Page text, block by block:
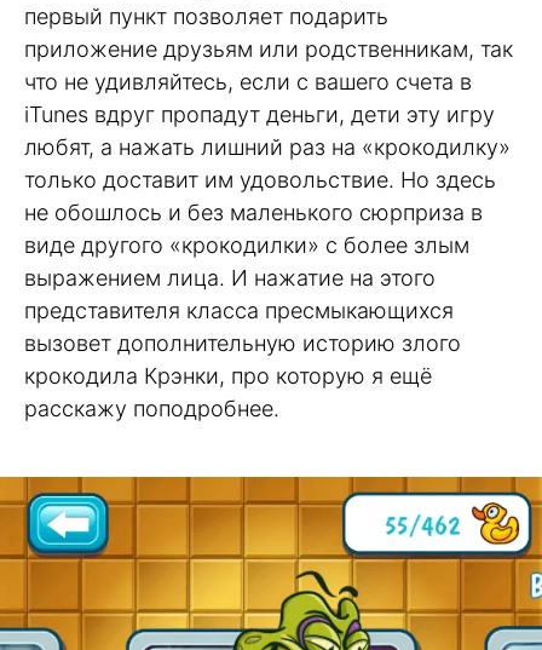
первый пункт позволяет подарить
приложение друзьям или родственникам, так
что не удивляйтесь, если с вашего счета в
iTunes вдруг пропадут деньги, дети эту игру
любят, а нажать лишний раз на «крокодилку»
только доставит им удовольствие. Но здесь
не обошлось и без маленького сюрприза в
виде другого «крокодилки» с более злым
выражением лица. И нажатие на этого
представителя класса пресмыкающихся
вызовет дополнительную историю злого
крокодила Крэнки, про которую я ещё
расскажу поподробнее.